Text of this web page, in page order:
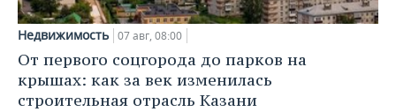
Недвижимость 07 авг, 08:00
От первого соцгорода до парков на
крышах: как за век изменилась
строительная отрасль Казани